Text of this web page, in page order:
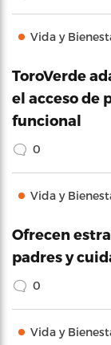
Vida y
ToroVerde
el acceso de
funcional
0
Vida y
Ofrecen
padres y
0
Vida y